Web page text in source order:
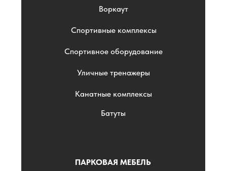
Воркаут
Спортивные комплексы
Спортивное оборудование
Уличные тренажеры
Канатные комплексы
Батуты
ПАРКОВАЯ МЕБЕЛЬ